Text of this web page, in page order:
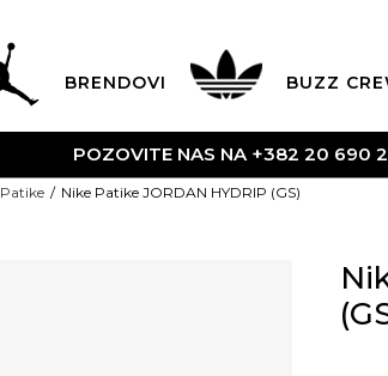
BRENDOVI BUZZ
POZOVITE NAS NA +382 20 690
Patike Nike Patike JORDAN HYDRIP (GS)